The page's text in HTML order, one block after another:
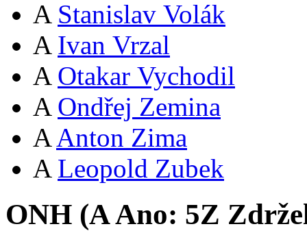
A Stanislav Volák
A Ivan Vrzal
A Otakar Vychodil
A Ondřej Zemina
A Anton Zima
A Leopold Zubek
ONH (AAno: 5Z